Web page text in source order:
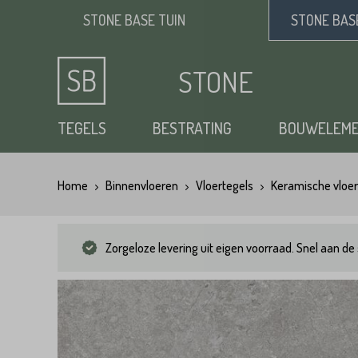
STONE BASE TUIN STONE
STONE
BASE
TEGELS
Keramische tuintegels
Flagstones
Zwembad randtegels
BESTRATING
Klinkers
Kasseien
Kinderkoppen
Opsluitbanden
Vijverranden
Steenstrips
Siergrind
Benodigdheden
Vloertegels
Home Binnenvloeren Vloertegels Keramische
Zorgeloze levering uit eigen voorraad. Snel aan de